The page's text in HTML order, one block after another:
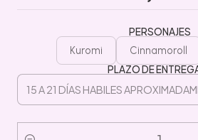
PERSONAJES
Kuromi Cinnamoroll